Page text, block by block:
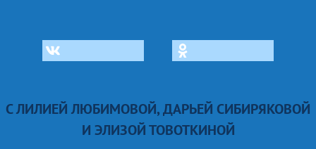
С ЛИЛИЕЙ ЛЮБИМОВОЙ, ДАРЬЕЙ СИБИРЯКОВОЙ
И ЭЛИЗОЙ ТОВОТКИНОЙ